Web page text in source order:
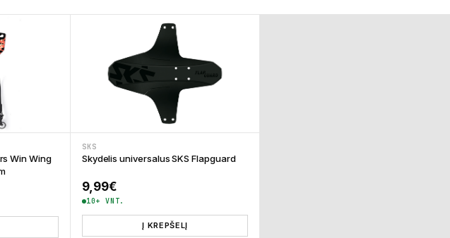
Win Wing
SKS
Skydelis universalus SKS Flapguard
9,99€
10+ VNT.
Į KREPŠELĮ